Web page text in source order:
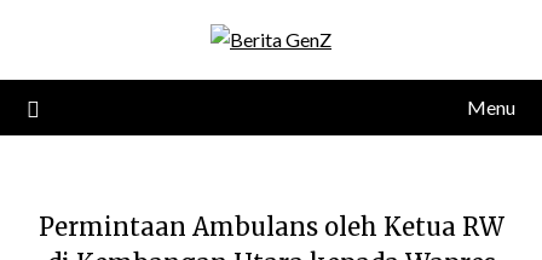
content
Menu
Permintaan Ambulans oleh Ketua RW